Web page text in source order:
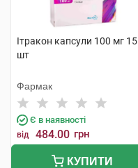
Ітракон капсули 100 мг 15
шт
Фармак
Є в наявності
від 484.00 грн
КУПИТИ